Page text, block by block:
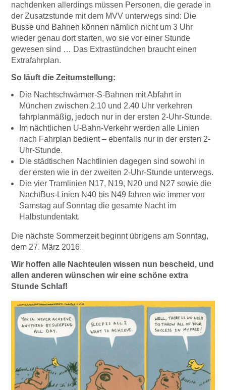
nachdenken allerdings müssen Personen, die gerade in
der Zusatzstunde mit dem MVV unterwegs sind: Die
Busse und Bahnen können nämlich nicht um 3 Uhr
wieder genau dort starten, wo sie vor einer Stunde
gewesen sind … Das Extrastündchen braucht einen
Extrafahrplan.
So läuft die Zeitumstellung:
Die Nachtschwärmer-S-Bahnen mit Abfahrt in
München zwischen 2.10 und 2.40 Uhr verkehren
fahrplanmäßig, jedoch nur in der ersten 2-Uhr-Stunde.
Im nächtlichen U-Bahn-Verkehr werden alle Linien
nach Fahrplan bedient – ebenfalls nur in der ersten 2-
Uhr-Stunde.
Die städtischen Nachtlinien dagegen sind sowohl in
der ersten wie in der zweiten 2-Uhr-Stunde unterwegs.
Die vier Tramlinien N17, N19, N20 und N27 sowie die
NachtBus-Linien N40 bis N49 fahren wie immer von
Samstag auf Sonntag die gesamte Nacht im
Halbstundentakt.
Die nächste Sommerzeit beginnt übrigens am Sonntag,
dem 27. März 2016.
Wir hoffen alle Nachteulen wissen nun bescheid, und
allen anderen wünschen wir eine schöne extra
Stunde Schlaf!